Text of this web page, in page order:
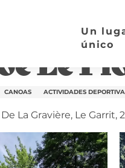
Un
único
Le
CANOAS ACTIVIDADES
La Gravière, Le Garrit,